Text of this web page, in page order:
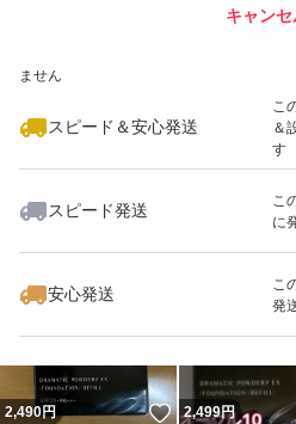
ません
スピード＆安心発送
こ
＆
す
スピード発送
こ
に
安心発送
こ
発
キャンセ
2,490円 いいね！
2,499円